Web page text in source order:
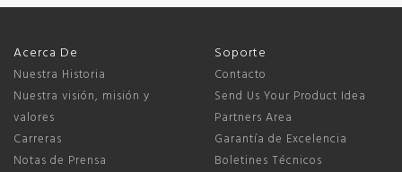
Acerca De
Nuestra Historia
Nuestra visión, misión y
valores
Carreras
Notas de Prensa
Soporte
Contacto
Send Us Your Product Idea
Partners Area
Garantía de Excelencia
Boletines Técnicos